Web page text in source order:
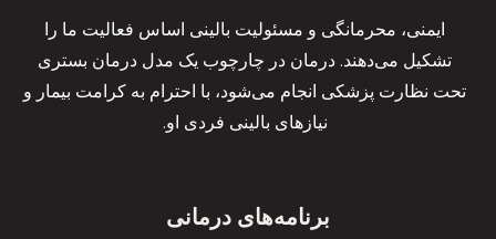
ایمنی، محرمانگی و مسئولیت بالینی اساس فعالیت ما را
تشکیل می‌دهند. درمان در چارچوب یک مدل درمان بستری
تحت نظارت پزشکی انجام می‌شود، با احترام به کرامت بیمار و
نیازهای بالینی فردی او.
برنامه‌های درمانی